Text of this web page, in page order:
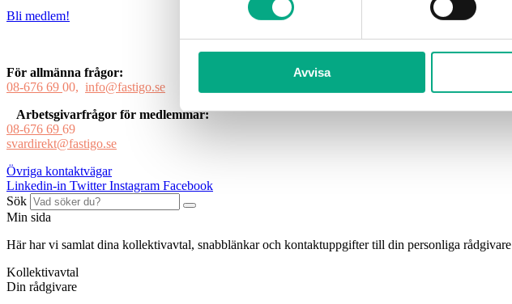
Avvisa
Bli medlem!
För allmänna frågor:
08-676 69 00, info@fastigo.se
Arbetsgivarfrågor för medlemmar:
08-676 69 69
svardirekt@fastigo.se
Övriga kontaktvägar
Linkedin-in Twitter Instagram Facebook
Sök
Min sida
Här har vi samlat dina kollektivavtal, snabblänkar och kontaktuppgifter till din personliga rådgivare
Kollektivavtal
Din rådgivare